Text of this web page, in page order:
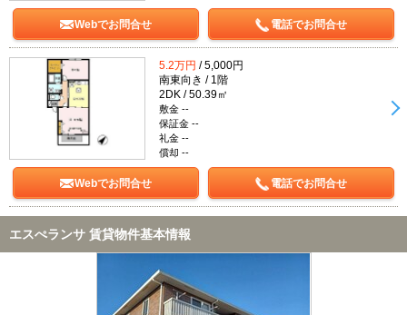
Webでお問合せ 電話でお問合せ
5.2万円 / 5,000円
南東向き / 1階
2DK / 50.39㎡
敷金 --
保証金 --
礼金 --
償却 --
Webでお問合せ 電話でお問合せ
エスぺランサ 賃貸物件基本情報